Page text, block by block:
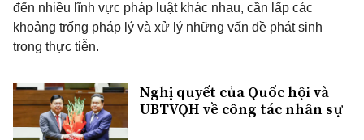
đến nhiều lĩnh vực pháp luật khác nhau, cần lấp các
khoảng trống pháp lý và xử lý những vấn đề phát sinh
trong thực tiễn.
Nghị quyết của Quốc hội và
UBTVQH về công tác nhân sự